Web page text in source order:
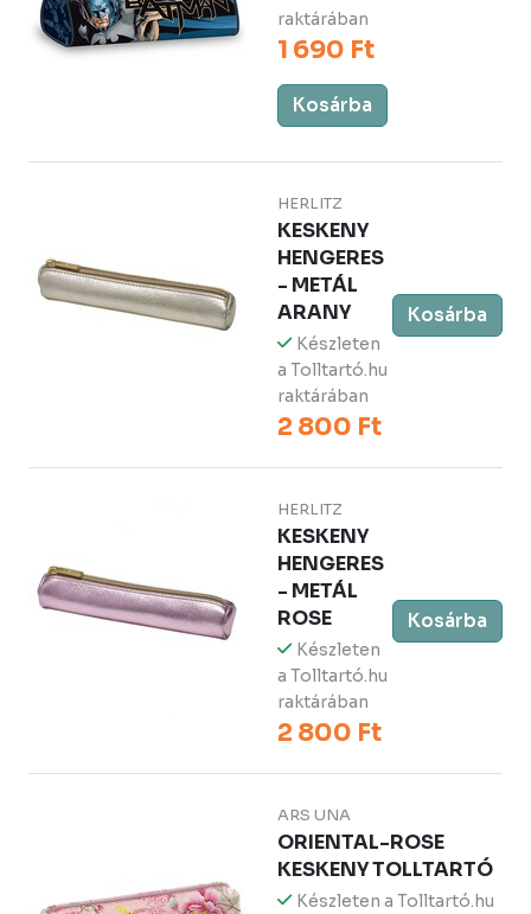
raktárában
1 690 Ft
Kosárba
HERLITZ
KESKENY
HENGERES
- METÁL
ARANY
Készleten
a Tolltartó.hu
raktárában
2 800 Ft
Kosárba
HERLITZ
KESKENY
HENGERES
- METÁL
ROSE
Készleten
a Tolltartó.hu
raktárában
2 800 Ft
Kosárba
ARS UNA
ORIENTAL-ROSE
KESKENY TOLLTARTÓ
Készleten a Tolltartó.hu